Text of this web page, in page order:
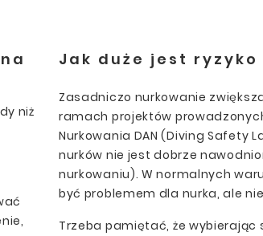
niż
Jak duże jest
Zasadniczo nurkowanie
ramach projektów
Nurkowania DAN (Diving Safety
nurków nie jest dobrze
nurkowaniu). W normalnych
być problemem dla nurka, ale
Trzeba pamiętać, że wybierając